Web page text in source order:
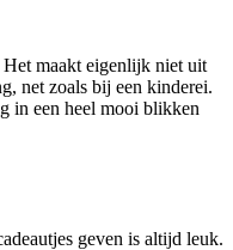
maakt eigenlijk niet uit
net zoals bij een kinderei.
in een heel mooi blikken
geven is altijd leuk.